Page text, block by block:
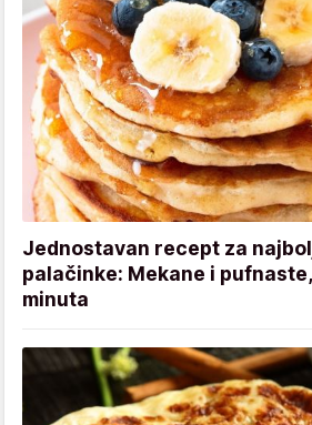
Jednostavan recept za
palačinke: Mekane i
minuta